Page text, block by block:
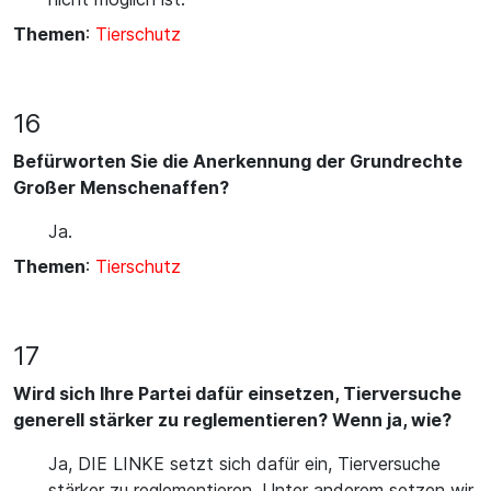
Themen: Tierschutz
16
Befürworten Sie die Anerkennung der Grundrechte
Großer Menschenaffen?
Ja.
Themen: Tierschutz
17
Wird sich Ihre Partei dafür einsetzen, Tierversuche
generell stärker zu reglementieren? Wenn ja, wie?
Ja, DIE LINKE setzt sich dafür ein, Tierversuche